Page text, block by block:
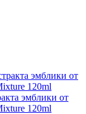
эмблики от
120ml